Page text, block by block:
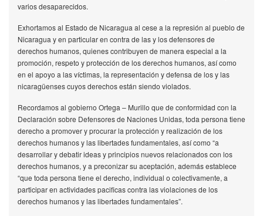
varios desaparecidos.
Exhortamos al Estado de Nicaragua al cese a la represión al pueblo de
Nicaragua y en particular en contra de las y los defensores de
derechos humanos, quienes contribuyen de manera especial a la
promoción, respeto y protección de los derechos humanos, así como
en el apoyo a las víctimas, la representación y defensa de los y las
nicaragüenses cuyos derechos están siendo violados.
Recordamos al gobierno Ortega – Murillo que de conformidad con la
Declaración sobre Defensores de Naciones Unidas, toda persona tiene
derecho a promover y procurar la protección y realización de los
derechos humanos y las libertades fundamentales, así como “a
desarrollar y debatir ideas y principios nuevos relacionados con los
derechos humanos, y a preconizar su aceptación, además establece
“que toda persona tiene el derecho, individual o colectivamente, a
participar en actividades pacificas contra las violaciones de los
derechos humanos y las libertades fundamentales”.